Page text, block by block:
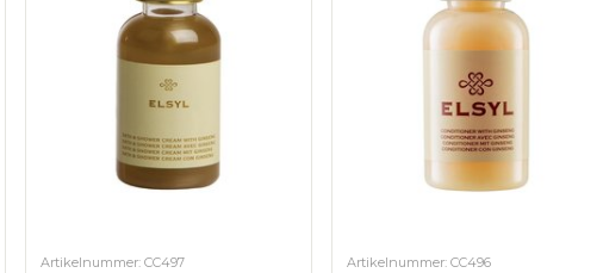
Artikelnummer: CC497 Artikelnummer: CC496